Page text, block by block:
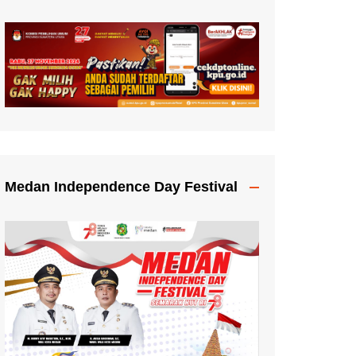
Medan Independence Day Festival